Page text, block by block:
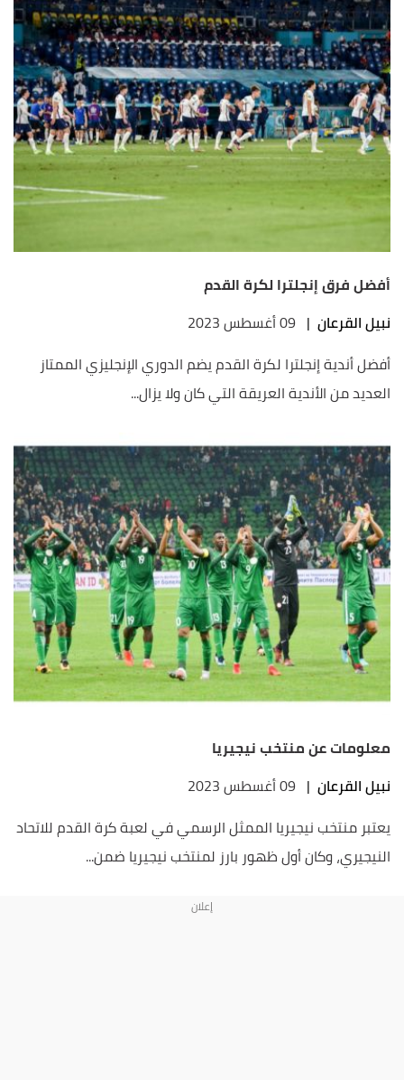
أفضل فرق إنجلترا لكرة القدم
نبيل القرعان | 09 أغسطس 2023
أفضل أندية إنجلترا لكرة القدم يضم الدوري الإنجليزي الممتاز
العديد من الأندية العريقة التي كان ولا يزال...
معلومات عن منتخب نيجيريا
نبيل القرعان | 09 أغسطس 2023
يعتبر منتخب نيجيريا الممثل الرسمي في لعبة كرة القدم للاتحاد
النيجيري، وكان أول ظهور بارز لمنتخب نيجيريا ضمن...